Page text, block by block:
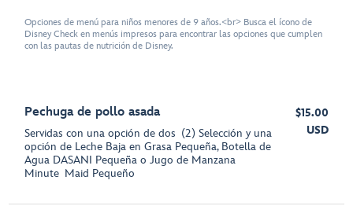
Opciones de menú para niños menores de 9 años.<br> Busca el ícono de
Disney Check en menús impresos para encontrar las opciones que cumplen
con las pautas de nutrición de Disney.
Pechuga de pollo asada
Servidas con una opción de dos (2) Selección y una
opción de Leche Baja en Grasa Pequeña, Botella de
Agua DASANI Pequeña o Jugo de Manzana
Minute Maid Pequeño
$15.00
USD